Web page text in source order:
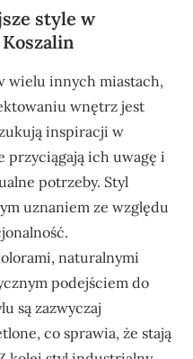
style w
wielu innych miastach,
wnętrz jest
inspiracji w
przyciągają ich uwagę i
potrzeby. Styl
uznaniem ze względu
naturalnymi
podejściem do
są zazwyczaj
co sprawia, że stają